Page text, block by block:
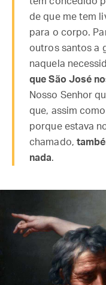
de que me tem
para o corpo.
outros santos a
naquela
que São José
Nosso Senhor
que, assim
porque estava
chamado,
nada.